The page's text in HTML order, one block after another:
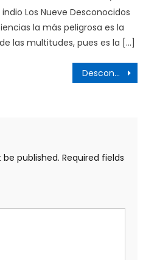
Los Nueve Desconocidos
la más peligrosa es la
las multitudes, pues es la […]
Desconciertos y pesadillas o Teoría de la Crisis (I/II)
published. Required fields